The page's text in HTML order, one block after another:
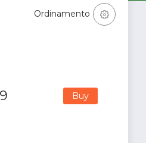
Ordinamento
Buy